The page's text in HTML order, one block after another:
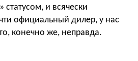
и всячески
официальный дилер, у нас
конечно же, неправда.